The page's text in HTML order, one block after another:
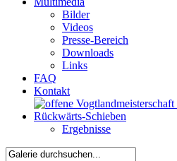
Bilder
Videos
Presse-Bereich
Downloads
Links
FAQ
Kontakt
Ergebnisse